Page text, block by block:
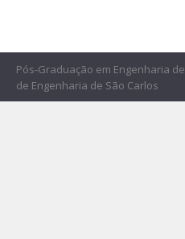
Pós-Graduação em Engenharia
de Engenharia de São Carlos